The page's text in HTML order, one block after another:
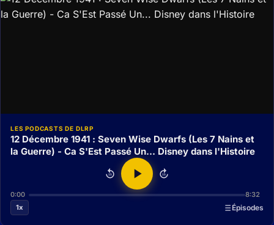
LES PODCASTS DE DLRP
12 Décembre 1941 : Seven Wise Dwarfs (Les 7 Nains et
la Guerre) - Ca S'Est Passé Un... Disney dans l'Histoire
15 15
0:00
8:32
1x
Épisodes